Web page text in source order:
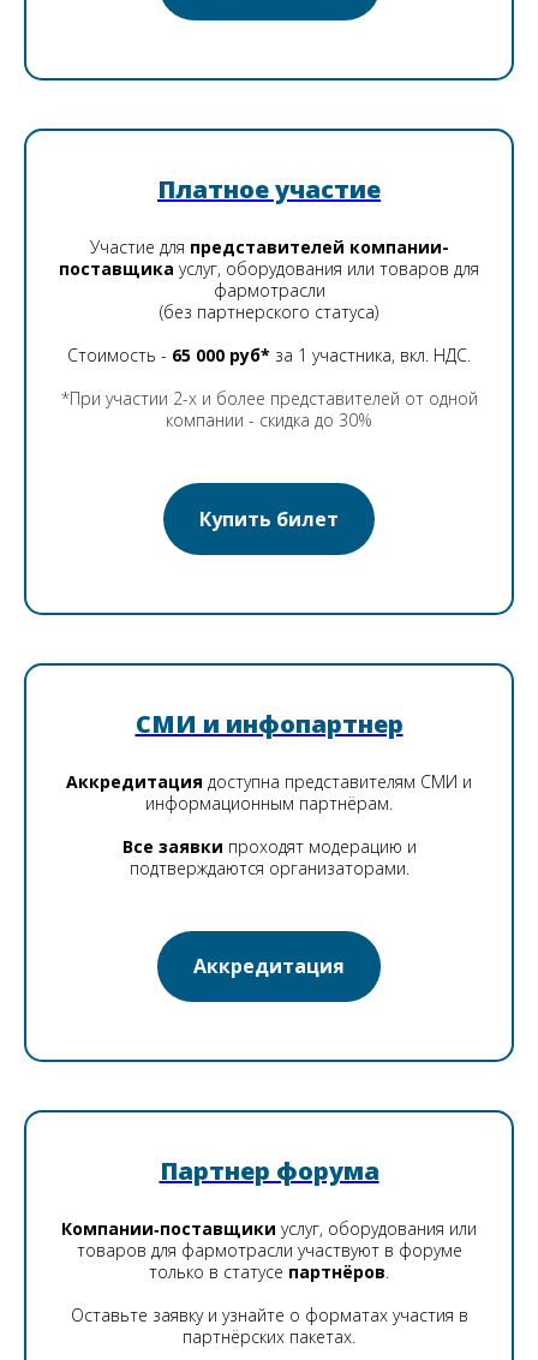
Платное участие
Участие для представителей компании-
поставщика услуг, оборудования или товаров для
фармотрасли
(без партнерского статуса)
Стоимость - 65 000 руб* за 1 участника, вкл. НДС.
*При участии 2-х и более представителей от одной
компании - скидка до 30%
Купить билет
СМИ и инфопартнер
Аккредитация доступна представителям СМИ и
информационным партнёрам.
Все заявки проходят модерацию и
подтверждаются организаторами.
Аккредитация
Партнер форума
Компании‑поставщики услуг, оборудования или
товаров для фармотрасли участвуют в форуме
только в статусе партнёров.
Оставьте заявку и узнайте о форматах участия в
партнёрских пакетах.